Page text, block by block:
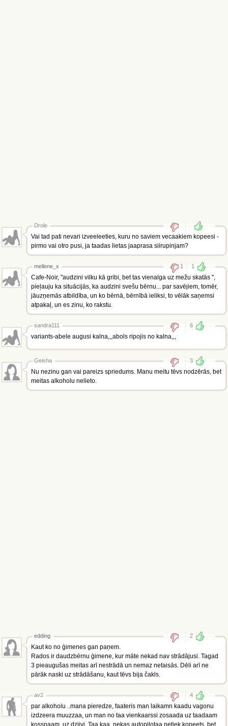
Drole
Vai tad pati nevari izveeleeties, kuru no saviem vecaakiem kopeesi -
pirmo vai otro pusi, ja taadas lietas jaaprasa siirupinjam?
mellene_x 1 1
Cafe-Noir, "audzini vilku kā gribi, bet tas vienalga uz mežu skatās ",
pieļauju ka situācijās, ka audzini svešu bērnu... par savējiem, tomēr,
jāuzņemās atbildība, un ko bērnā, bērnībā ieliksi, to vēlāk saņemsi
atpakaļ, un es zinu, ko rakstu.
sandra111 6
variants-abele augusi kalna,,,abols ripojis no kalna,,,
Geisha 3
Nu nezinu gan vai pareizs spriedums. Manu meitu tēvs nodzērās, bet
meitas alkoholu nelieto.
edding 2
Kaut ko no ģimenes gan paņem.
Rados ir daudzbērnu ģimene, kur māte nekad nav strādājusi. Tagad
3 pieaugušas meitas arī nestrādā un nemaz netaisās. Dēli arī ne
pārāk naski uz strādāšanu, kaut tēvs bija čakls.
av2 4
par alkoholu ..mana pieredze, faateris man laikamn kaadu vagonu
izdzeera muuzzaa, un man no taa vienkaarssi zosaada uz taadaam
kossnaam, uz dziivi. Taa kaa, nekas autopilotaa netiek kopeets, bet